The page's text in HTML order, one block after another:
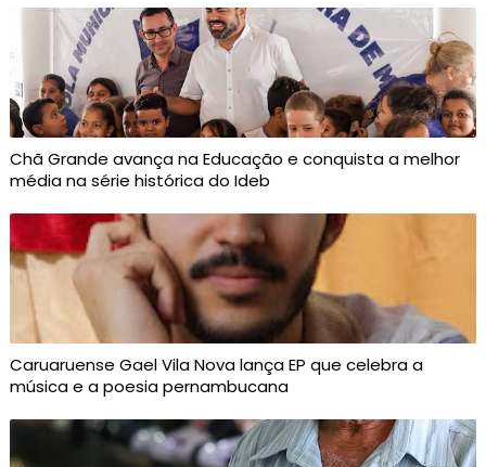
Chã Grande avança na Educação e conquista a melhor
média na série histórica do Ideb
Caruaruense Gael Vila Nova lança EP que celebra a
música e a poesia pernambucana